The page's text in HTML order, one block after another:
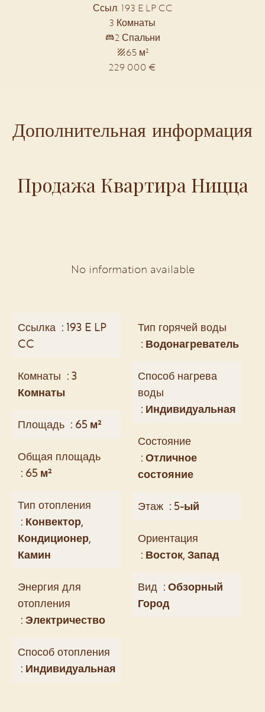
Ссыл. 193 E LP CC
3 Комнаты
2 Спальни
65 м²
229 000 €
Дополнительная информация
Продажа Квартира Ницца
No information available
Ссылка
193 E LP
CC
Комнаты
3
Комнаты
Площадь 65 м²
Общая площадь
65 м²
Тип отопления
Конвектор,
Кондиционер,
Камин
Энергия для
отопления
Электричество
Способ отопления
Индивидуальная
Тип горячей воды
Водонагреватель
Способ нагрева
воды
Индивидуальная
Состояние
Отличное
состояние
Этаж 5-ый
Ориентация
Восток, Запад
Вид
Обзорный
Город